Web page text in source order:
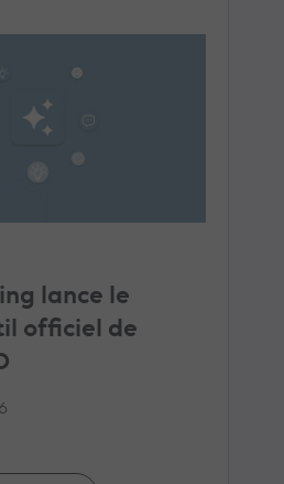
lance le
officiel de